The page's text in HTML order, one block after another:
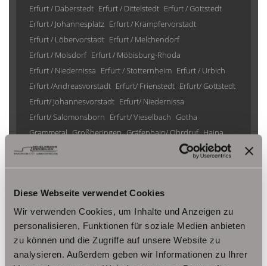
Diese Webseite verwendet Cookies
Wir verwenden Cookies, um Inhalte und Anzeigen zu
personalisieren, Funktionen für soziale Medien anbieten
zu können und die Zugriffe auf unsere Website zu
analysieren. Außerdem geben wir Informationen zu Ihrer
Erfurt / Daberstedt Erfurt / Dittelstedt Erfurt / Gottstedt
Erfurt / Johannesplatz Erfurt / Krämpfervorstadt
Erfurt / Löbervorstadt Erfurt / Melchendorf
Erfurt / Molsdorf Erfurt / Möbisburg-Rhoda
Erfurt / Niedernissa Erfurt / Stotternheim Erfurt / Urbich
Erfurt /Andreasvorstadt Erfurt/ Frienstedt Erfurt/ Gottstedt
Erfurt/ Johannesvorstadt Erfurt/ Niedernissa
Erfurt/ Salomonsborn Erfurt/ Vieselbach Gotha
Grammetal Großheringen Gräfenhain/ Ohrdruf Haina
Herbsleben
Ohrdruf Riethnordhausen Ruhla
Saalfeld/Saale / Remschütz Steinbach-Hallenberg/ Viernau
Tonna / Gräfentonna Udestedt
Unstrut- Hainich /Großengottern
Weimar / Legefeld